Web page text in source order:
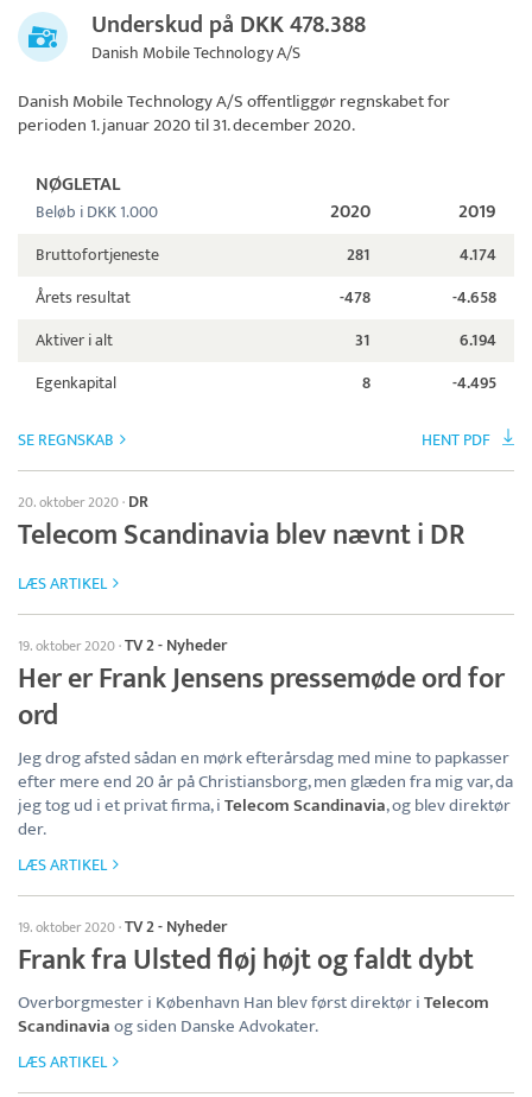
Underskud på DKK 478.388
Danish Mobile Technology A/S
Danish Mobile Technology A/Soffentliggør regnskabet for
perioden 1. januar 2020 til 31. december 2020.
NØGLETAL
Beløb i DKK 1.000 2020 2019
Bruttofortjeneste 281
4.174
Årets resultat
-478
-4.658
Aktiver i alt
31
6.194
Egenkapital
8 -4.495
SE REGNSKAB HENT PDF
20. oktober 2020· DR
Telecom Scandinavia blev nævnt i DR
LÆS ARTIKEL
19. oktober 2020·TV 2 - Nyheder
Her er Frank Jensens pressemøde ord for
ord
Jeg drog afsted sådan en mørk efterårsdag med mine to papkasser
efter mere end 20 år på Christiansborg, men glæden fra mig var, da
jeg tog ud i et privat firma, iTelecom Scandinavia, og blev direktør
der.
LÆS ARTIKEL
19. oktober 2020·TV 2 - Nyheder
Frank fra Ulsted fløj højt og faldt dybt
Overborgmester i København Han blev først direktør iTelecom
Scandinaviaog siden Danske Advokater.
LÆS ARTIKEL